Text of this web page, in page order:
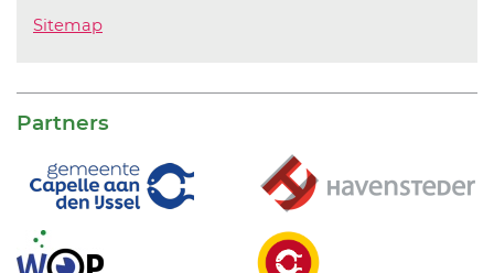
Sitemap
Partners